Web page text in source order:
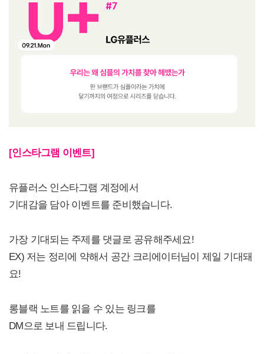
[인스타그램 이벤트]
유플러스 인스타그램 계정에서
기대감을 담아 이벤트를 준비했습니다.
가장 기대되는 주제를 댓글로 공유해주세요!
EX) 저는 정리에 약해서 공간 크리에이터님이 제일 기대돼
요!
롱블랙 노트를 읽을 수 있는 링크를
DM으로 보내 드립니다.